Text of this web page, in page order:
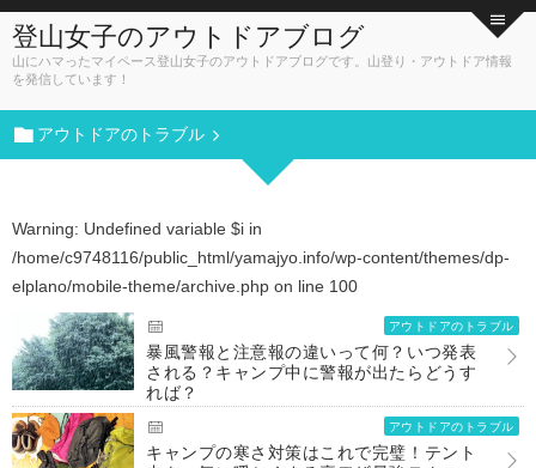
登山女子のアウトドアブログ
山にハマったマイペース登山女子のアウトドアブログです。山登り・アウトドア情報
を発信しています！
アウトドアのトラブル
Warning: Undefined variable $i in
/home/c9748116/public_html/yamajyo.info/wp-content/themes/dp-
elplano/mobile-theme/archive.php on line 100
アウトドアのトラブル
暴風警報と注意報の違いって何？いつ発表
される？キャンプ中に警報が出たらどうす
れば？
アウトドアのトラブル
キャンプの寒さ対策はこれで完璧！テント